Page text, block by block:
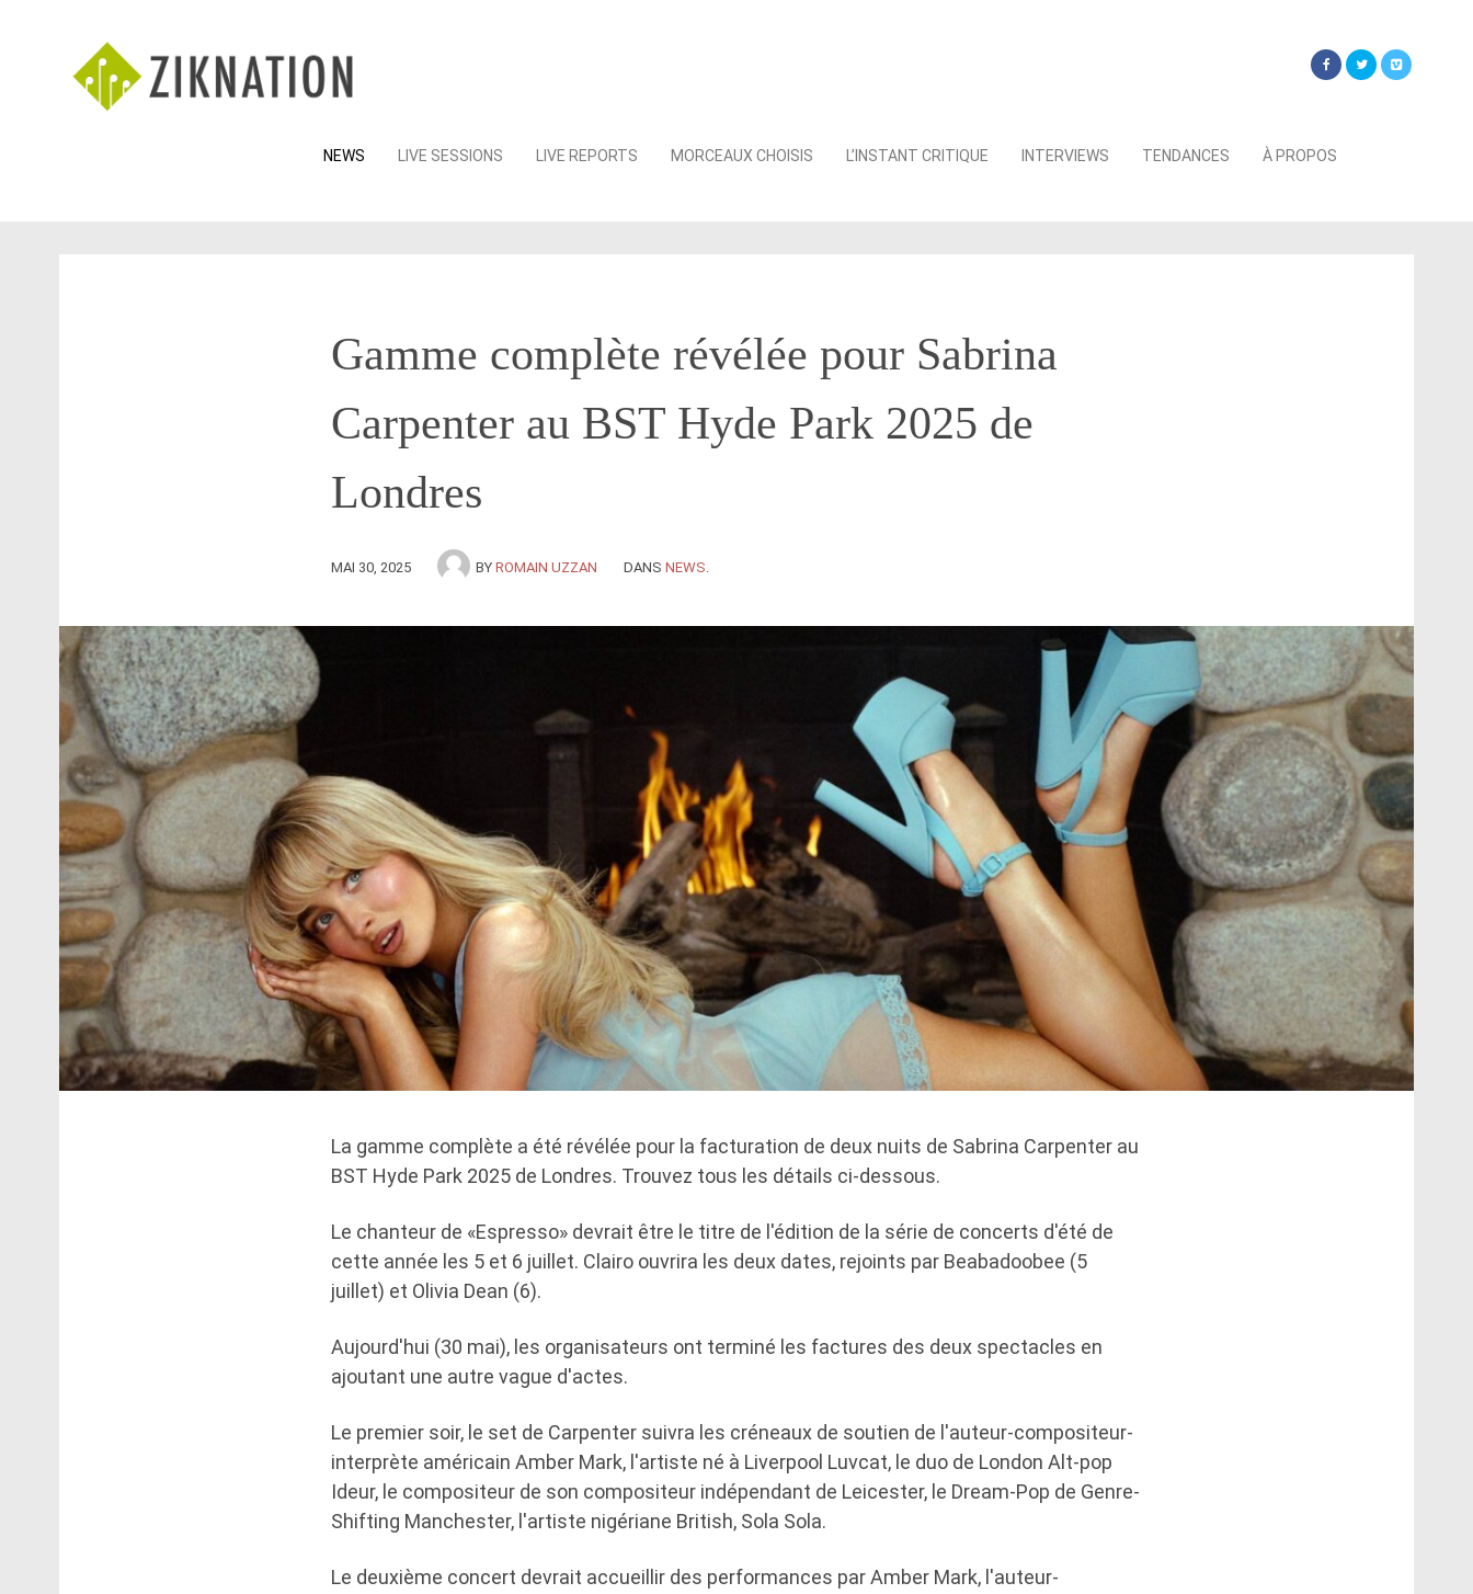
Skip
NEWS LIVE SESSIONS LIVE REPORTS MORCEAUX CHOISIS L’INSTANT CRITIQUE INTERVIEWS TENDANCES À PROPOS
Gamme complète révélée pour Sabrina
Carpenter au BST Hyde Park 2025 de
Londres
MAI 30, 2025 BY ROMAIN UZZAN DANS NEWS
La gamme complète a été révélée pour la facturation de deux nuits de Sabrina Carpenter au
BST Hyde Park 2025 de Londres. Trouvez tous les détails ci-dessous.
Le chanteur de «Espresso» devrait être le titre de l'édition de la série de concerts d'été de
cette année les 5 et 6 juillet. Clairo ouvrira les deux dates, rejoints par Beabadoobee (5
juillet) et Olivia Dean (6).
Aujourd'hui (30 mai), les organisateurs ont terminé les factures des deux spectacles en
ajoutant une autre vague d'actes.
Le premier soir, le set de Carpenter suivra les créneaux de soutien de l'auteur-compositeur-
interprète américain Amber Mark, l'artiste né à Liverpool Luvcat, le duo de London Alt-pop
Ideur, le compositeur de son compositeur indépendant de Leicester, le Dream-Pop de Genre-
Shifting Manchester, l'artiste nigériane British, Sola Sola.
Le deuxième concert devrait accueillir des performances par Amber Mark, l'auteur-